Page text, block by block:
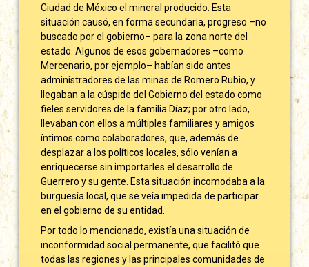
Ciudad de México el mineral producido. Esta
situación causó, en forma secundaria, progreso –no
buscado por el gobierno– para la zona norte del
estado. Algunos de esos gobernadores –como
Mercenario, por ejemplo– habían sido antes
administradores de las minas de Romero Rubio, y
llegaban a la cúspide del Gobierno del estado como
fieles servidores de la familia Díaz; por otro lado,
llevaban con ellos a múltiples familiares y amigos
íntimos como colaboradores, que, además de
desplazar a los políticos locales, sólo venían a
enriquecerse sin importarles el desarrollo de
Guerrero y su gente. Esta situación incomodaba a la
burguesía local, que se veía impedida de participar
en el gobierno de su entidad.
Por todo lo mencionado, existía una situación de
inconformidad social permanente, que facilitó que
todas las regiones y las principales comunidades de